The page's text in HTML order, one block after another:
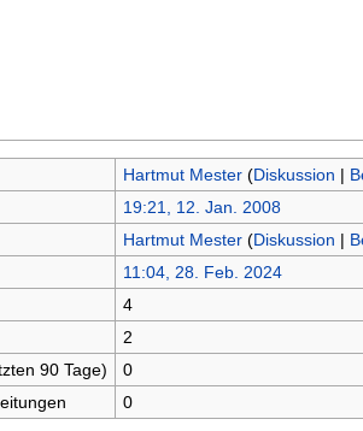
Hartmut Mester (Diskussion |
19:21, 12. Jan. 2008
Hartmut Mester (Diskussion |
11:04, 28. Feb. 2024
4
2
90 Tage)
0
0